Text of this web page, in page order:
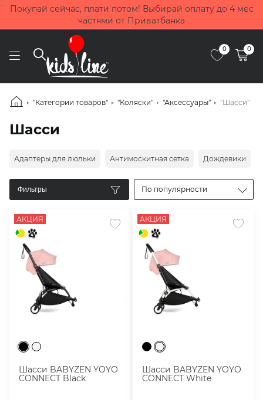
Покупай сейчас, плати потом! Выбирай оплату до 4 мес
частями от Приватбанка
0 0
"Категории товаров" "Коляски" "Аксессуары" "Шасси"
Шасси
Адаптеры для люльки Антимоскитная сетка Дождевики
Фильтры По популярности
АКЦИЯ
Шасси BABYZEN YOYO
CONNECT Black
АКЦИЯ
Шасси BABYZEN YOYO
CONNECT White